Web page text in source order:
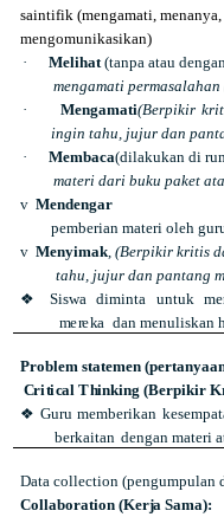
saintifik (mengamati, menanya,
mengomunikasikan)
·
Melihat(tanpa atau
mengamati
·
Mengamati(Berpikir
ingin tahu, jujur dan
·
Membaca(dilakukan di
materi dari buku paket
v Mendengar
pemberian materi oleh
v Menyimak,(Berpikir kritis
tahu, jujur dan pantang
❖
Siswa diminta untuk me
mereka dan menuliskan
Problem statemen
Critical Thinking (Berpikir K
❖ Guru memberikan kesempat
berkaitan dengan materi a
Data collection (pengumpulan
Collaboration (KerjaSama):